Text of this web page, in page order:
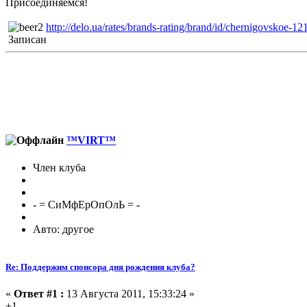
Присоединяемся!
http://delo.ua/rates/brands-rating/brand/id/chernigovskoe-
Записан
™VIRT™
Член клуба
- = СиМфЕрОпОлЬ = -
Авто: другое
Re: Поддержим спонсора дня рождения клуба?
« Ответ #1 : 13 Августа 2011, 15:33:24 »